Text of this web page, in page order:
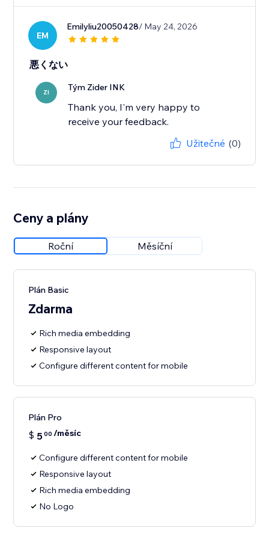
EM
Emilyliu20050428/ May 24, 2026
悪くない
ZI Tým Zider INK
Thank you, I'm very happy to
receive your feedback.
Užitečné (0)
Ceny a plány
Roční Měsíční
Plán Basic
Zdarma
Rich media embedding
Responsive layout
Configure different content for mobile
Plán Pro
$ 500 /měsíc
Configure different content for mobile
Responsive layout
Rich media embedding
No Logo